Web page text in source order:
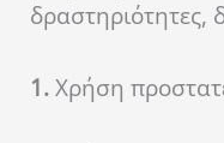
δραστηριότητες,
1.Χρήση